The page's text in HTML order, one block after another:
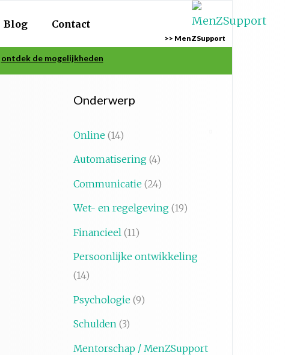
Blog Contact
>> MenZSupport
ontdek de mogelijkheden
Onderwerp
Online (14)
Automatisering (4)
Communicatie (24)
Wet- en regelgeving (19)
Financieel (11)
Persoonlijke ontwikkeling
(14)
Psychologie (9)
Schulden (3)
Mentorschap / MenZSupport